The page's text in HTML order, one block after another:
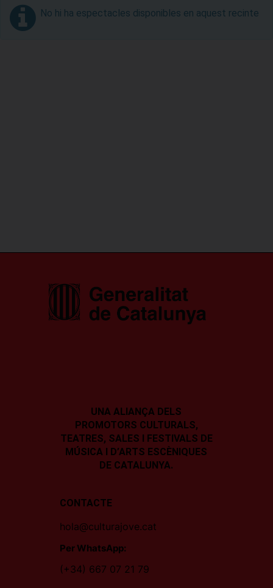
No hi ha espectacles disponibles en aquest recinte
UNA ALIANÇA DELS
PROMOTORS CULTURALS,
TEATRES, SALES I
FESTIVALS DE
MÚSICA I D’ARTS ESCÈNIQUES
DE CATALUNYA.
CONTACTE
hola@culturajove.cat
Per WhatsApp:
(+34) 667 07 21 79